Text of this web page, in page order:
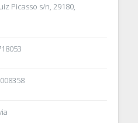
Picasso s/n, 29180,